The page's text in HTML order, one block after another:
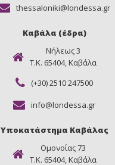
thessaloniki@londessa.gr
Καβάλα (έδρα)
Νήλεως 3
Τ.Κ. 65404, Καβάλα
(+30) 2510 247500
info@londessa.gr
Υποκατάστημα Καβάλας
Ομονοίας 73
Τ.Κ. 65404, Καβάλα